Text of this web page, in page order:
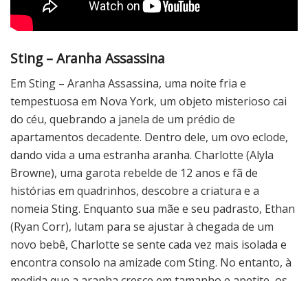
Sting – Aranha Assassina
Em Sting – Aranha Assassina, uma noite fria e
tempestuosa em Nova York, um objeto misterioso cai
do céu, quebrando a janela de um prédio de
apartamentos decadente. Dentro dele, um ovo eclode,
dando vida a uma estranha aranha. Charlotte (Alyla
Browne), uma garota rebelde de 12 anos e fã de
histórias em quadrinhos, descobre a criatura e a
nomeia Sting. Enquanto sua mãe e seu padrasto, Ethan
(Ryan Corr), lutam para se ajustar à chegada de um
novo bebê, Charlotte se sente cada vez mais isolada e
encontra consolo na amizade com Sting. No entanto, à